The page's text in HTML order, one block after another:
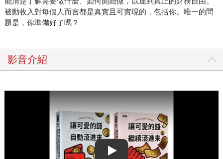
被動收入對每個人而言都是真實且可實現的，包括你。唯一的問
題是，你準備好了嗎？
影音介紹
Play video